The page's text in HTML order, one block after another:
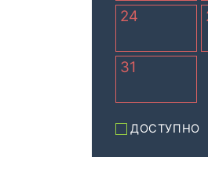
24
31
ДОСТУПНО